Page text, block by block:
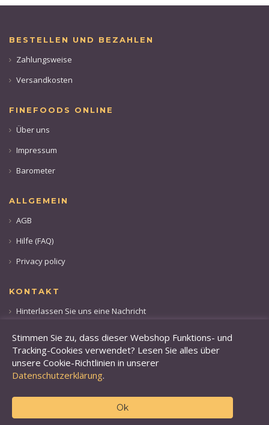
BESTELLEN UND BEZAHLEN
Zahlungsweise
Versandkosten
FINEFOODS ONLINE
Über uns
Impressum
Barometer
ALLGEMEIN
AGB
Hilfe (FAQ)
Privacy policy
KONTAKT
Hinterlassen Sie uns eine Nachricht
Stimmen Sie zu, dass dieser Webshop Funktions- und
Tracking-Cookies verwendet? Lesen Sie alles über
unsere Cookie-Richtlinien in unserer
Datenschutzerklärung.
Ok